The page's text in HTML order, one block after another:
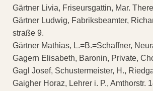
Gärtner Livia, Friseursgattin, Mar.
Gärtner Ludwig, Fabriksbeamter,
straße 9.
Gärtner Mathias, L.=B.=Schaffner,
Gagern Elisabeth, Baronin, Private,
Gagl Josef, Schustermeister, H.,
Gaigher Horaz, Lehrer i. P., Amthorstr.